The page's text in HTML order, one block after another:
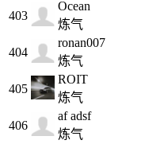
403
Ocean
炼气
404
ronan007
炼气
405
ROIT
炼气
406
af adsf
炼气